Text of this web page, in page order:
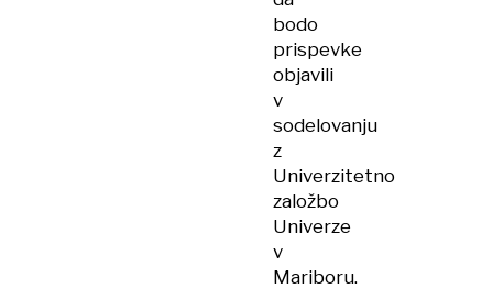
bodo
prispevke
objavili
v
sodelovanju
z
Univerzitetno
založbo
Univerze
v
Mariboru.